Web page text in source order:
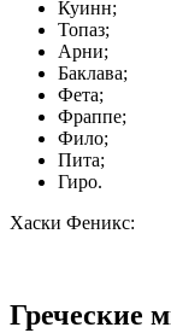
Куинн;
Топаз;
Арни;
Баклава;
Фета;
Фраппе;
Фило;
Пита;
Гиро.
Хаски Феникс:
Греческие